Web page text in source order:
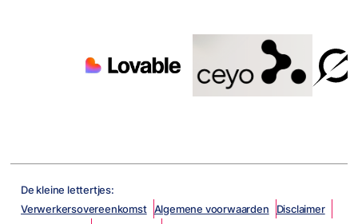
De kleine lettertjes:
Verwerkersovereenkomst Algemene voorwaarden
Disclaimer